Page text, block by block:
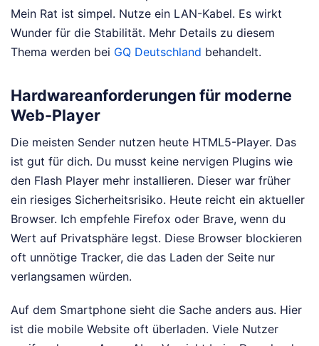
Mein Rat ist simpel. Nutze ein LAN-Kabel. Es wirkt
Wunder für die Stabilität. Mehr Details zu diesem
Thema werden bei GQ Deutschland behandelt.
Hardwareanforderungen für moderne
Web-Player
Die meisten Sender nutzen heute HTML5-Player. Das
ist gut für dich. Du musst keine nervigen Plugins wie
den Flash Player mehr installieren. Dieser war früher
ein riesiges Sicherheitsrisiko. Heute reicht ein aktueller
Browser. Ich empfehle Firefox oder Brave, wenn du
Wert auf Privatsphäre legst. Diese Browser blockieren
oft unnötige Tracker, die das Laden der Seite nur
verlangsamen würden.
Auf dem Smartphone sieht die Sache anders aus. Hier
ist die mobile Website oft überladen. Viele Nutzer